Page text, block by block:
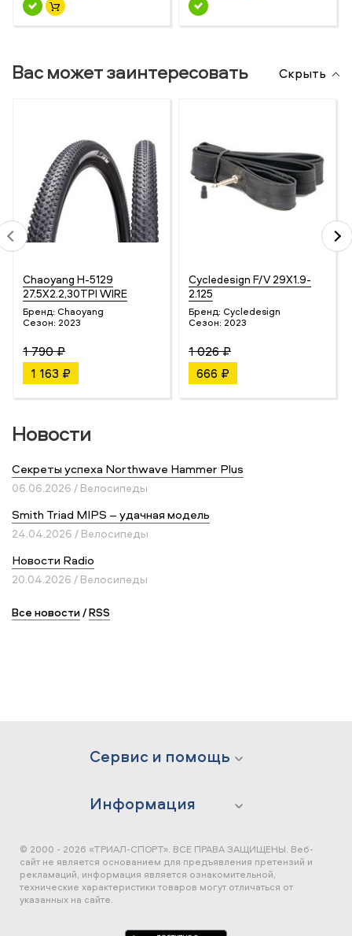
Вас может заинтересовать Скрыть
Chaoyang H-5129
27.5X2.2,30TPI WIRE
Бренд: Chaoyang
Сезон: 2023
1 790 ₽
1 163 ₽
Cycledesign F/V 29X1.9-
2.125
Бренд: Cycledesign
Сезон: 2023
1 026 ₽
666 ₽
Новости
Секреты успеха Northwave Hammer Plus
06.06.2026 / Велосипеды
Smith Triad MIPS – удачная модель
24.04.2026 / Велосипеды
Новости Radio
20.04.2026 / Велосипеды
Все новости/RSS
Сервис и помощь
Информация
© 2000 - 2026 «ТРИАЛ-СПОРТ». ВСЕ ПРАВА ЗАЩИЩЕНЫ. Веб-
сайт не является основанием для предъявления претензий и
рекламаций, информация является ознакомительной,
технические характеристики товаров могут отличаться от
указанных на сайте.